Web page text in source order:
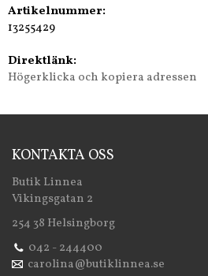
Artikelnummer:
13255429
Direktlänk:
Högerklicka och kopiera adressen
KONTAKTA OSS
Butik Linnea
Vikingsgatan 2
254 38 Helsingborg
042 - 244400
carolina@butiklinnea.se